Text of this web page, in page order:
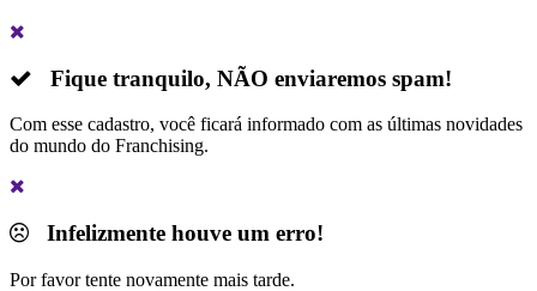
Fique tranquilo, NÃO enviaremos spam!
Com esse cadastro, você ficará informado com as últimas novidades
do mundo do Franchising.
Infelizmente houve um erro!
Por favor tente novamente mais tarde.